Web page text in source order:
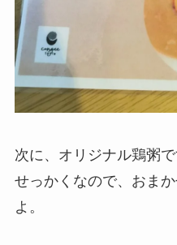
次に、オリジナル鶏粥で
せっかくなので、おま
よ。